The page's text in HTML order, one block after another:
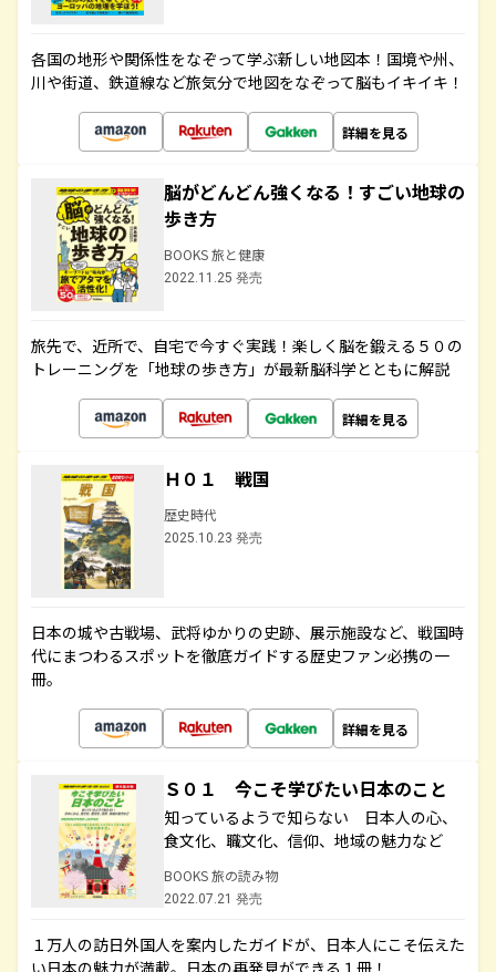
各国の地形や関係性をなぞって学ぶ新しい地図本！国境や州、
川や街道、鉄道線など旅気分で地図をなぞって脳もイキイキ！
詳細を見る
脳がどんどん強くなる！すごい地球の
歩き方
BOOKS 旅と健康
2022.11.25 発売
旅先で、近所で、自宅で今すぐ実践！楽しく脳を鍛える５０の
トレーニングを「地球の歩き方」が最新脳科学とともに解説
詳細を見る
Ｈ０１ 戦国
歴史時代
2025.10.23 発売
日本の城や古戦場、武将ゆかりの史跡、展示施設など、戦国時
代にまつわるスポットを徹底ガイドする歴史ファン必携の一
冊。
詳細を見る
Ｓ０１ 今こそ学びたい日本のこと
知っているようで知らない 日本人の心、
食文化、職文化、信仰、地域の魅力など
BOOKS 旅の読み物
2022.07.21 発売
１万人の訪日外国人を案内したガイドが、日本人にこそ伝えた
い日本の魅力が満載。日本の再発見ができる１冊！